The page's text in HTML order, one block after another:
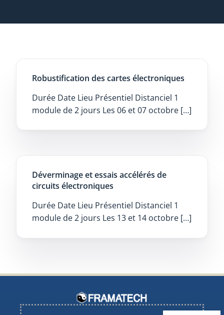
Robustification des cartes électroniques
Durée Date Lieu Présentiel Distanciel 1
module de 2 jours Les 06 et 07 octobre […]
Déverminage et essais accélérés de
circuits électroniques
Durée Date Lieu Présentiel Distanciel 1
module de 2 jours Les 13 et 14 octobre […]